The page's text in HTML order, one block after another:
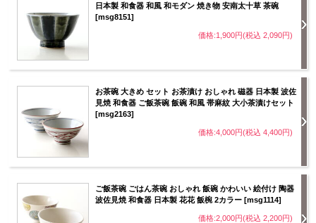
日本製 和食器 和風 和モダン 焼き物 安南太十草 茶碗
[msg8151]
価格:1,900円(税込 2,090円)
お茶碗 大きめ セット お茶漬け おしゃれ 磁器 日本製 波佐
見焼 和食器 ご飯茶碗 飯碗 和風 帯麻紋 大小茶漬けセット
[msg2163]
価格:4,000円(税込 4,400円)
ご飯茶碗 ごはん茶碗 おしゃれ 飯碗 かわいい 絵付け 陶器
波佐見焼 和食器 日本製 花花 飯椀 2カラー [msg1114]
価格:2,000円(税込 2,200円)